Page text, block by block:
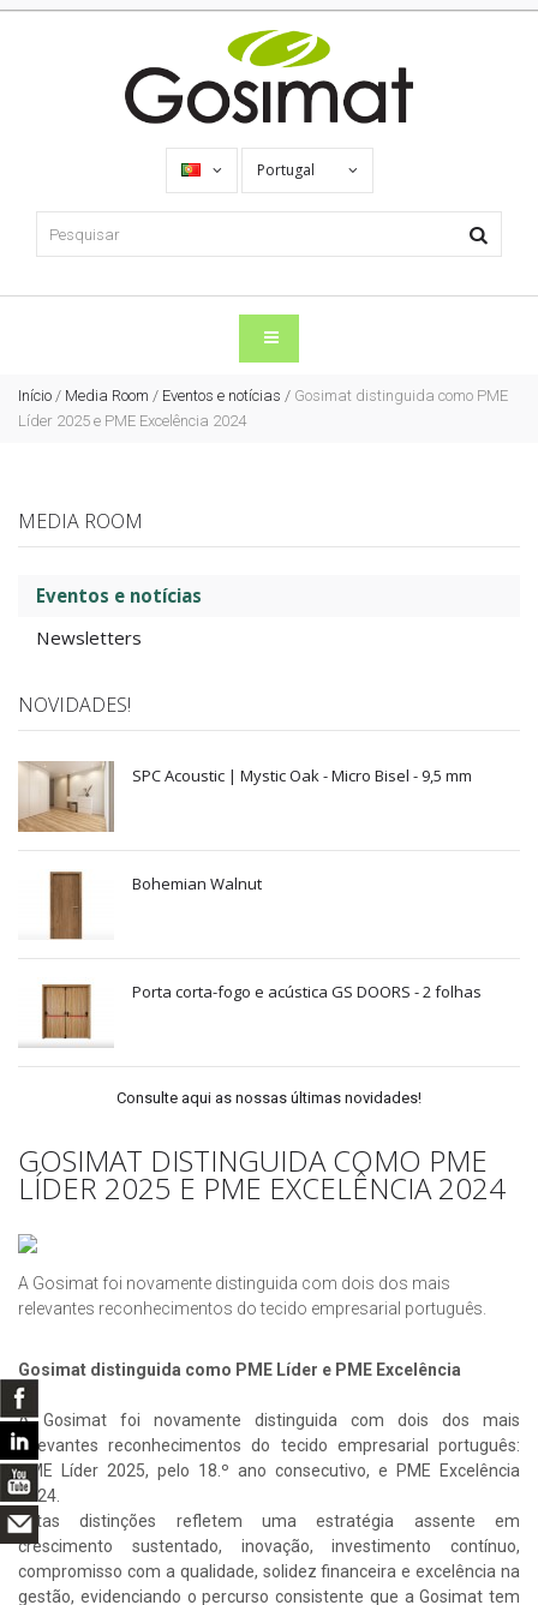
Portugal
Início / Media Room / Eventos e notícias / Gosimat distinguida como PME
Líder 2025 e PME Excelência 2024
MEDIA ROOM
Eventos e notícias
Newsletters
NOVIDADES!
SPC Acoustic | Mystic Oak - Micro Bisel - 9,5 mm
Bohemian Walnut
Porta corta-fogo e acústica GS DOORS - 2 folhas
Consulte aqui as nossas últimas novidades!
GOSIMAT DISTINGUIDA COMO PME
LÍDER 2025 E PME EXCELÊNCIA 2024
A Gosimat foi novamente distinguida com dois dos mais
relevantes reconhecimentos do tecido empresarial português.
Gosimat distinguida como PME Líder e PME Excelência
A Gosimat foi novamente distinguida com dois dos mais
relevantes reconhecimentos do tecido empresarial português:
PME Líder 2025, pelo 18.º ano consecutivo, e PME Excelência
2024.
Estas distinções refletem uma estratégia assente em
crescimento sustentado, inovação, investimento contínuo,
compromisso com a qualidade, solidez financeira e excelência na
gestão, evidenciando o percurso consistente que a Gosimat tem